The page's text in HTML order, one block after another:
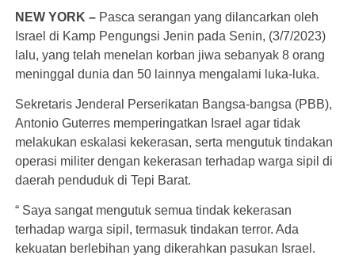
NEW YORK – Pasca serangan yang dilancarkan oleh
Israel di Kamp Pengungsi Jenin pada Senin, (3/7/2023)
lalu, yang telah menelan korban jiwa sebanyak 8 orang
meninggal dunia dan 50 lainnya mengalami luka-luka.
Sekretaris Jenderal Perserikatan Bangsa-bangsa (PBB),
Antonio Guterres memperingatkan Israel agar tidak
melakukan eskalasi kekerasan, serta mengutuk tindakan
operasi militer dengan kekerasan terhadap warga sipil di
daerah penduduk di Tepi Barat.
“ Saya sangat mengutuk semua tindak kekerasan
terhadap warga sipil, termasuk tindakan terror. Ada
kekuatan berlebihan yang dikerahkan pasukan Israel.